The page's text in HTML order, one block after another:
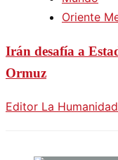
Oriente
Irán desafía a
Ormuz
Editor La Humanidad